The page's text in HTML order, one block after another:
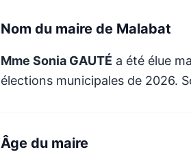
Nom du maire de Malabat
Mme Sonia GAUTÉ a été élue
élections municipales de 2026.
Âge du maire